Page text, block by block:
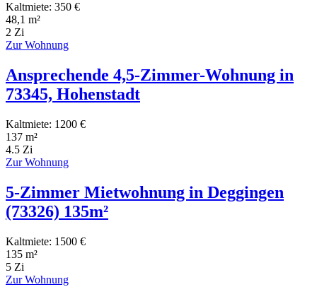
Kaltmiete: 350 €
48,1 m²
2 Zi
Zur Wohnung
Ansprechende 4,5-Zimmer-Wohnung in
73345, Hohenstadt
Kaltmiete: 1200 €
137 m²
4.5 Zi
Zur Wohnung
5-Zimmer Mietwohnung in Deggingen
(73326) 135m²
Kaltmiete: 1500 €
135 m²
5 Zi
Zur Wohnung